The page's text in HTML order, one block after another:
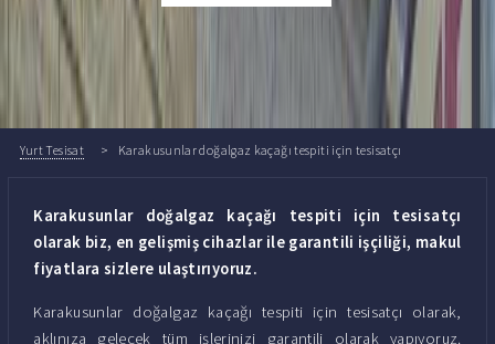
Yurt Tesisat Karakusunlar doğalgaz kaçağı tespiti için tesisatçı
Karakusunlar doğalgaz kaçağı tespiti için tesisatçı
olarak biz, en gelişmiş cihazlar ile garantili işçiliği, makul
fiyatlara sizlere ulaştırıyoruz.
Karakusunlar doğalgaz kaçağı tespiti için tesisatçı olarak,
aklınıza gelecek tüm işlerinizi garantili olarak yapıyoruz.